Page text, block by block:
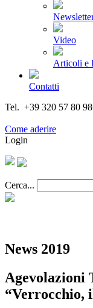
Video
Articoli e
Contatti
Tel. +39 320 57 80
Come aderire
Login
Cerca...
News 2019
Agevolazioni
“Verrocchio,